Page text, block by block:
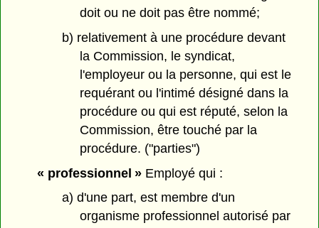
doit ou ne doit pas être nommé;
b) relativement à une procédure devant
la Commission, le syndicat,
l'employeur ou la personne, qui est le
requérant ou l'intimé désigné dans la
procédure ou qui est réputé, selon la
Commission, être touché par la
procédure. ("parties")
« professionnel »Employé qui :
a) d'une part, est membre d'un
organisme professionnel autorisé par